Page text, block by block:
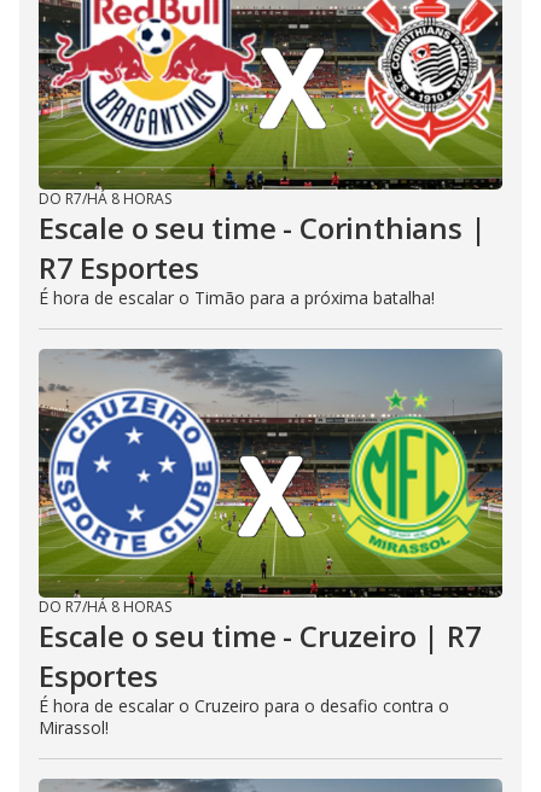
DO R7/HÁ 8 HORAS
Escale o seu time - Corinthians |
R7 Esportes
É hora de escalar o Timão para a próxima batalha!
DO R7/HÁ 8 HORAS
Escale o seu time - Cruzeiro | R7
Esportes
É hora de escalar o Cruzeiro para o desafio contra o
Mirassol!